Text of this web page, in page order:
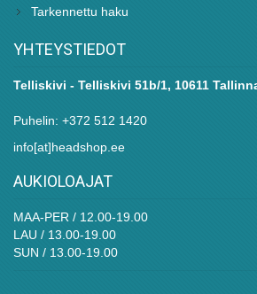
Tarkennettu haku
YHTEYSTIEDOT
Telliskivi - Telliskivi 51b/1, 10611
Puhelin: +372 512 1420
info[at]headshop.ee
AUKIOLOAJAT
MAA-PER / 12.00-19.00
LAU / 13.00-19.00
SUN / 13.00-19.00